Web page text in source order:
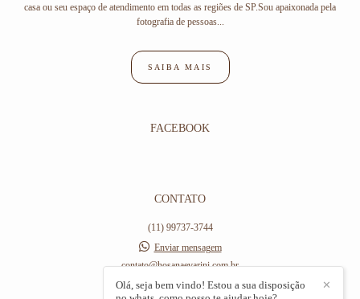
casa ou seu espaço de atendimento em todas as regiões de SP.Sou apaixonada pela
fotografia de pessoas...
SAIBA MAIS
FACEBOOK
CONTATO
(11) 99737-3744
Enviar mensagem
contato@hosanaevarini.com.br
Av Hilário Pereira de Souza,, 406
✕
Olá, seja bem vindo! Estou a sua disposição